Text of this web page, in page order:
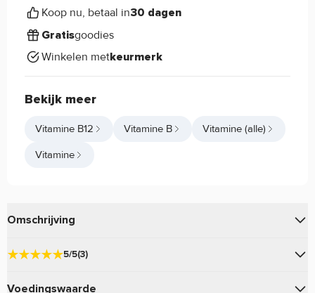
Koop nu, betaal in30 dagen
Gratisgoodies
Winkelen metkeurmerk
Bekijk meer
Vitamine B12 Vitamine B Vitamine (alle)
Vitamine
Omschrijving
Methyl B-12 10,000mcg van Now Foods bevat maar liefst
5/5(3)
Voedingswaarde